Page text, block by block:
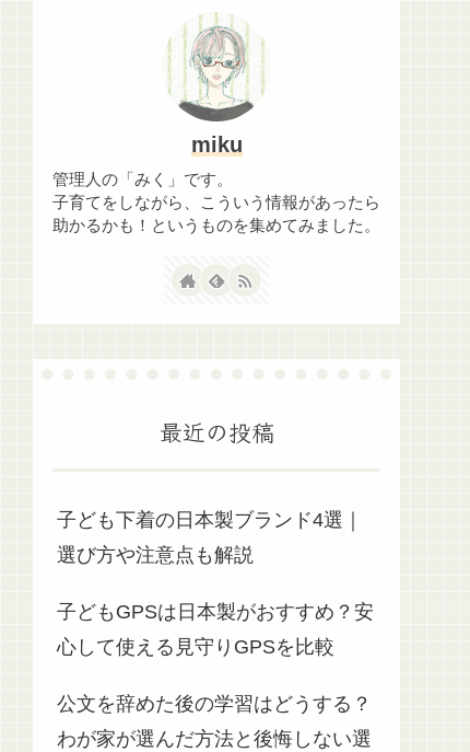
miku
管理人の「みく」です。
子育てをしながら、こういう情報があったら
助かるかも！というものを集めてみました。
最近の投稿
子ども下着の日本製ブランド4選｜
選び方や注意点も解説
子どもGPSは日本製がおすすめ？安
心して使える見守りGPSを比較
公文を辞めた後の学習はどうする？
わが家が選んだ方法と後悔しない選